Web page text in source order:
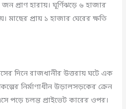
প্রাণ হারায়। ঘূর্ণিঝড়ে ৬ হাজার
মাছের প্রায় ১ হাজার ঘেরের ক্ষতি
দিনে রাজধানীর উত্তরায় ঘটে এক
নির্মাণাধীন উড়ালসড়কের ক্রেন
পড়ে চলন্ত প্রাইভেট কারের ওপর।